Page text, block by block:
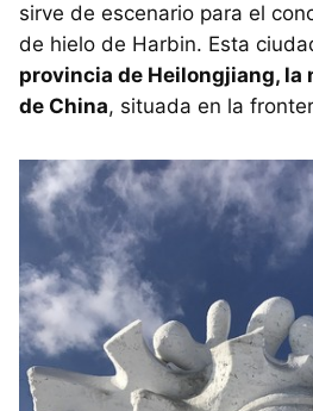
sirve de escenario para el
de hielo de Harbin. Esta
provincia de Heilongjiang, la
de China, situada en la